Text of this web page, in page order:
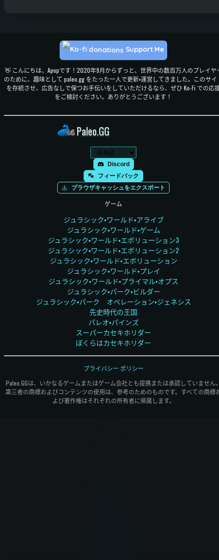
👋 こんにちは、Apopです！2020年9月からずっと、世界中の数百万人のプレイヤ
のために、趣味として paleo.gg をたった一人で更新・運営してきました。このサイ
を存続させ、広告なしで保つお手伝いをしていただけるなら、ぜひ Ko-Fi での応
をご検討ください。ありがとうございます！
Support Me
Paleo.GG
Discord
フィードバック
ブラウザキャッシュをエクスポート
ゲーム
ジュラシック・ワールド・アライブ
ジュラシック・ワールド・ゲーム
ジュラシック・ワールド・エボリューション3
ジュラシック・ワールド・エボリューション2
ジュラシック・ワールド・エボリューション
ジュラシック・ワールド・プレイ
ジュラシック・ワールド・プライマル・オプス
ジュラシック・パーク・ビルダー
ジュラシック・パーク オペレーション・ジェネシス
先史時代の王国
パレオ・パインズ
スーパーカセキホリダー
ぼくらはカセキホリダー
Paleo.GGは、いかなるゲームまたはゲーム会社とも提携または承認していません
第三者の商標およびコンテンツの使用は、参考のためのものです。すべての商標
よび著作権はそれぞれの所有者に帰属します。
プライバシー ポリシー